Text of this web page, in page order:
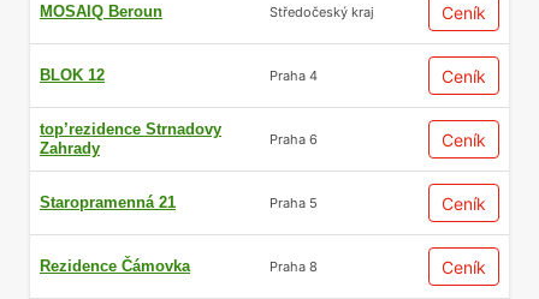
MOSAIQ Beroun Středočeský kraj Ceník
BLOK 12 Praha 4 Ceník
top’rezidence Strnadovy
Zahrady
Praha 6 Ceník
Staropramenná 21 Praha 5 Ceník
Rezidence Čámovka Praha 8 Ceník